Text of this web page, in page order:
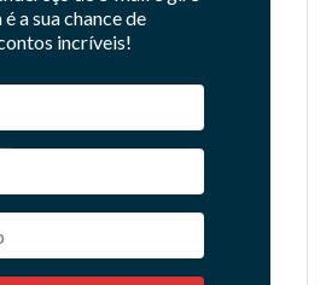
a sua chance de
incríveis!